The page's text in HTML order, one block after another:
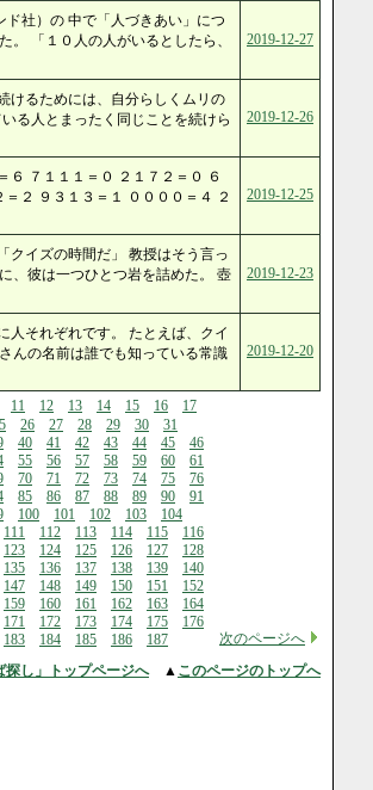
社）の 中で「人づきあい」につ
。 「１０人の人がいるとしたら、
2019-12-27
けるためには、自分らしくムリの
る人とまったく同じことを続けら
2019-12-26
６ ７１１１＝０ ２１７２＝０ ６
２ ９３１３＝１ ００００＝４ ２
2019-12-25
クイズの時間だ」 教授はそう言っ
、彼は一つひとつ岩を詰めた。 壺
2019-12-23
人それぞれです。 たとえば、クイ
んの名前は誰でも知っている常識
2019-12-20
11 12 13 14 15 16
17
26 27 28 29 30
31
40 41 42 43 44 45
46
55 56 57 58 59 60
61
70 71 72 73 74 75
76
85 86 87 88 89 90
91
100 101 102 103
104
111 112 113 114 115
116
123 124 125 126 127
128
135 136 137 138 139
140
147 148 149 150 151
152
159 160 161 162 163
164
171 172 173 174 175
176
183 184 185 186 187 次のページへ
探し」トップページへ▲ このページのトップへ